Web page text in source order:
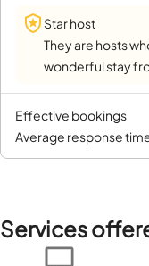
Star host
They are hosts
wonderful stay
effective bookings
average response
Services